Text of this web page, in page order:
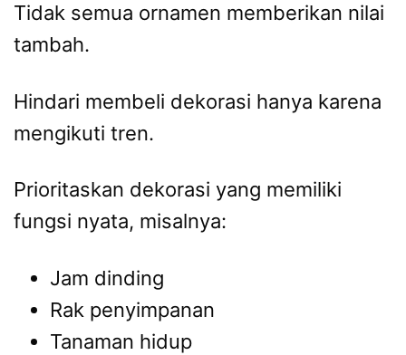
Tidak semua ornamen memberikan nilai
tambah.
Hindari membeli dekorasi hanya karena
mengikuti tren.
Prioritaskan dekorasi yang memiliki
fungsi nyata, misalnya:
Jam dinding
Rak penyimpanan
Tanaman hidup